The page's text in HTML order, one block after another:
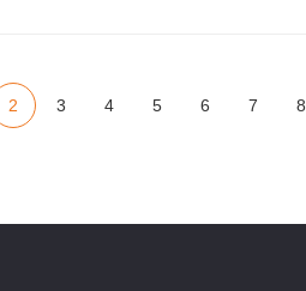
2 3 4 5 6 7 8